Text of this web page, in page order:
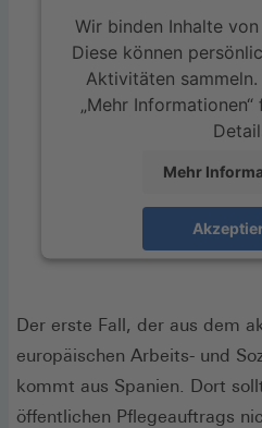
Wir binden Inhalte
Diese können
Aktivitäten
„Mehr
Mehr
Der erste Fall, der aus dem
europäischen Arbeits- und
kommt aus Spanien. Dort
öffentlichen Pflegeauftrags